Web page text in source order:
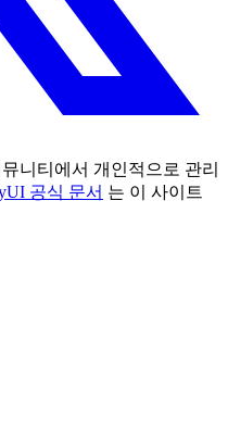
니티에서 개인적으로 관리
공식 문서 는 이 사이트